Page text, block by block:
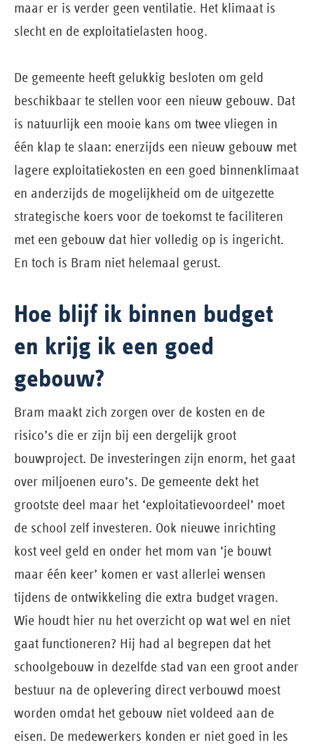
maar er is verder geen ventilatie. Het klimaat is
slecht en de exploitatielasten hoog.
De gemeente heeft gelukkig besloten om geld
beschikbaar te stellen voor een nieuw gebouw. Dat
is natuurlijk een mooie kans om twee vliegen in
één klap te slaan: enerzijds een nieuw gebouw met
lagere exploitatiekosten en een goed binnenklimaat
en anderzijds de mogelijkheid om de uitgezette
strategische koers voor de toekomst te faciliteren
met een gebouw dat hier volledig op is ingericht.
En toch is Bram niet helemaal gerust.
Hoe blijf ik binnen budget
en krijg ik een goed
gebouw?
Bram maakt zich zorgen over de kosten en de
risico’s die er zijn bij een dergelijk groot
bouwproject. De investeringen zijn enorm, het gaat
over miljoenen euro’s. De gemeente dekt het
grootste deel maar het ‘exploitatievoordeel’ moet
de school zelf investeren. Ook nieuwe inrichting
kost veel geld en onder het mom van ‘je bouwt
maar één keer’ komen er vast allerlei wensen
tijdens de ontwikkeling die extra budget vragen.
Wie houdt hier nu het overzicht op wat wel en niet
gaat functioneren? Hij had al begrepen dat het
schoolgebouw in dezelfde stad van een groot ander
bestuur na de oplevering direct verbouwd moest
worden omdat het gebouw niet voldeed aan de
eisen. De medewerkers konden er niet goed in les